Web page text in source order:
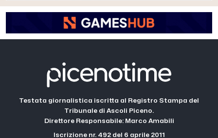
Testata giornalistica iscritta al Registro Stampa del
Tribunale di Ascoli Piceno.
Direttore Responsabile: Marco Amabili
Iscrizione nr. 492 del 6 aprile 2011